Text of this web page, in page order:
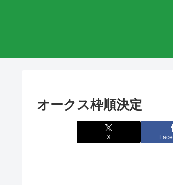
オークス枠順決定
X